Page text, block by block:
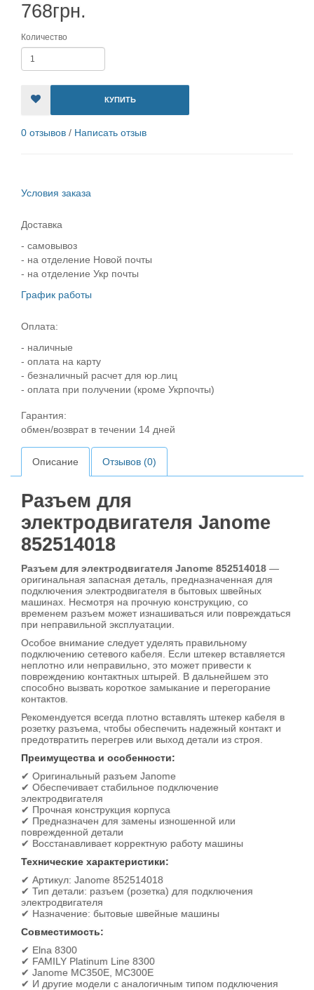
768грн.
Количество
КУПИТЬ
0 отзывов / Написать отзыв
Условия заказа
Доставка
- самовывоз
- на отделение Новой почты
- на отделение Укр почты
График работы
Оплата:
- наличные
- оплата на карту
- безналичный расчет для юр.лиц
- оплата при получении (кроме Укрпочты)
Гарантия:
обмен/возврат в течении 14 дней
Описание Отзывов (0)
Разъем для
электродвигателя Janome
852514018
Разъем для электродвигателя Janome 852514018 —
оригинальная запасная деталь, предназначенная для
подключения электродвигателя в бытовых швейных
машинах. Несмотря на прочную конструкцию, со
временем разъем может изнашиваться или повреждаться
при неправильной эксплуатации.
Особое внимание следует уделять правильному
подключению сетевого кабеля. Если штекер вставляется
неплотно или неправильно, это может привести к
повреждению контактных штырей. В дальнейшем это
способно вызвать короткое замыкание и перегорание
контактов.
Рекомендуется всегда плотно вставлять штекер кабеля в
розетку разъема, чтобы обеспечить надежный контакт и
предотвратить перегрев или выход детали из строя.
Преимущества и особенности:
✔ Оригинальный разъем Janome
✔ Обеспечивает стабильное подключение
электродвигателя
✔ Прочная конструкция корпуса
✔ Предназначен для замены изношенной или
поврежденной детали
✔ Восстанавливает корректную работу машины
Технические характеристики:
✔ Артикул: Janome 852514018
✔ Тип детали: разъем (розетка) для подключения
электродвигателя
✔ Назначение: бытовые швейные машины
Совместимость:
✔ Elna 8300
✔ FAMILY Platinum Line 8300
✔ Janome MC350E, MC300E
✔ И другие модели с аналогичным типом подключения